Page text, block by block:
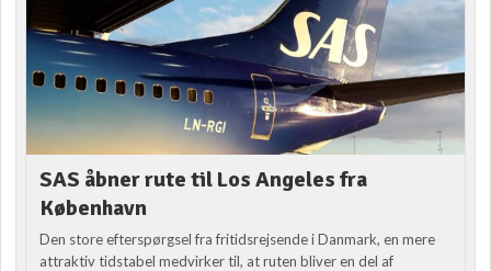
SAS åbner rute til Los Angeles fra
København
Den store efterspørgsel fra fritidsrejsende i Danmark, en mere
attraktiv tidstabel medvirker til, at ruten bliver en del af